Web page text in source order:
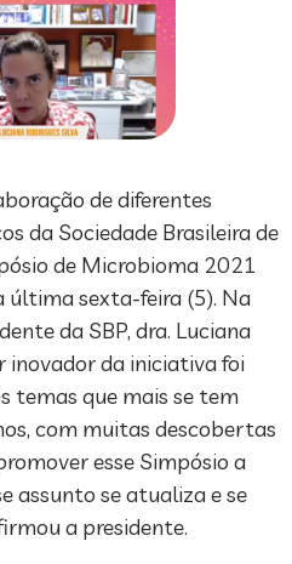
de diferentes
da Sociedade Brasileira de
de Microbioma 2021
última sexta-feira (5). Na
da SBP, dra. Luciana
inovador da iniciativa foi
temas que mais se tem
com muitas descobertas
esse Simpósio a
assunto se atualiza e se
a presidente.